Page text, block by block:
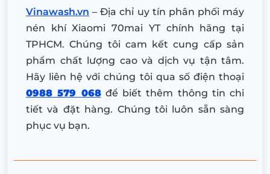
Vinawash.vn – Địa chỉ uy tín phân phối máy
nén khí Xiaomi 70mai YT chính hãng tại
TPHCM. Chúng tôi cam kết cung cấp sản
phẩm chất lượng cao và dịch vụ tận tâm.
Hãy liên hệ với chúng tôi qua số điện thoại
0988 579 068để biết thêm thông tin chi
tiết và đặt hàng. Chúng tôi luôn sẵn sàng
phục vụ bạn.